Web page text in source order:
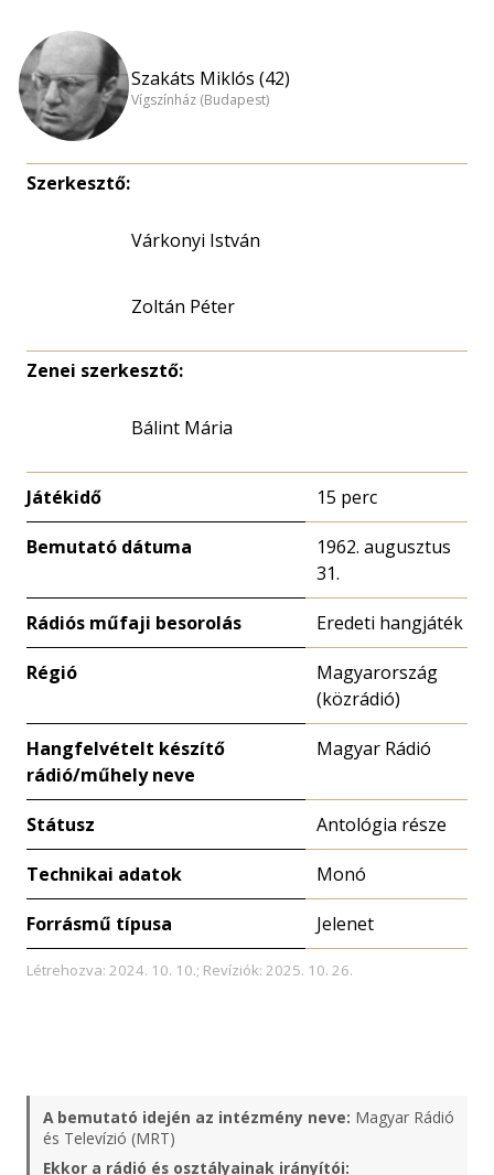
Szakáts Miklós (42)
Vígszínház (Budapest)
Szerkesztő:
Várkonyi István
Zoltán Péter
Zenei szerkesztő:
Bálint Mária
Játékidő 15 perc
Bemutató dátuma
1962. augusztus
31.
Rádiós műfaji besorolás Eredeti hangjáték
Régió
Magyarország
(közrádió)
Hangfelvételt készítő
rádió/műhely neve
Magyar Rádió
Státusz Antológia része
Technikai adatok Monó
Forrásmű típusa Jelenet
Létrehozva: 2024. 10. 10.; Revíziók: 2025. 10. 26.
A bemutató idején az intézmény neve: Magyar Rádió
és Televízió (MRT)
Ekkor a rádió és osztályainak irányítói: